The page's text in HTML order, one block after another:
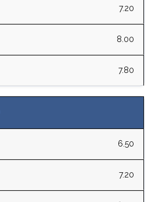
7.20
8.00
7.80
6.50
7.20